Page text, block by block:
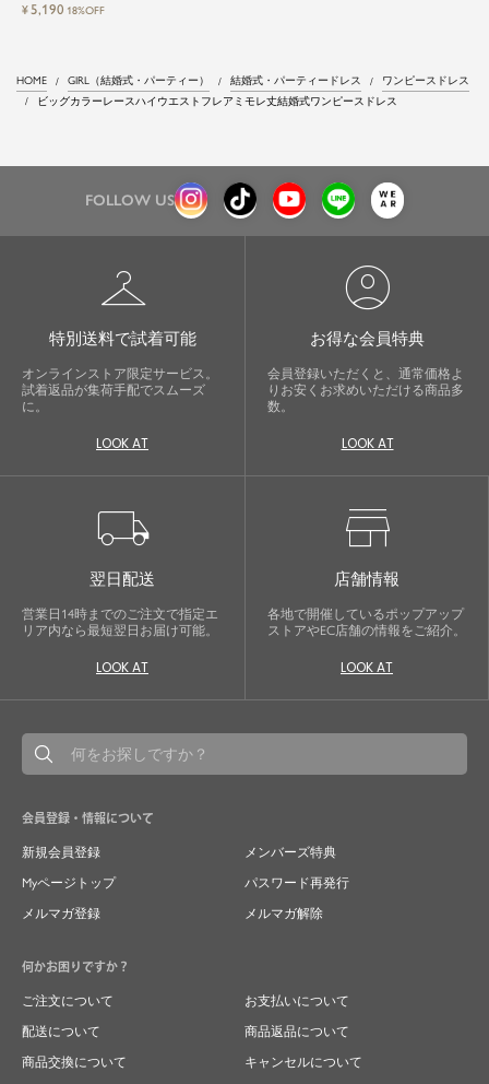
¥5,190 18%OFF
HOME GIRL（結婚式・パーティー） 結婚式・パーティードレス
ワンピースドレス
ビッグカラーレースハイウエストフレアミモレ丈結婚式ワンピースドレス
FOLLOW US
checkroom
特別送料で試着可能
オンラインストア限定サービス。
試着返品が集荷手配でスムーズ
に。
LOOK AT
account_circle
お得な会員特典
会員登録いただくと、通常価格よ
りお安くお求めいただける商品多
数。
LOOK AT
local_shipping
翌日配送
営業日14時までのご注文で指定エ
リア内なら最短翌日お届け可能。
LOOK AT
store
店舗情報
各地で開催しているポップアップ
ストアやEC店舗の情報をご紹介。
LOOK AT
会員登録・情報について
新規会員登録
メンバーズ特典
Myページトップ
パスワード再発行
メルマガ登録
メルマガ解除
何かお困りですか？
ご注文について
お支払いについて
配送について
商品返品について
商品交換について
キャンセルについて